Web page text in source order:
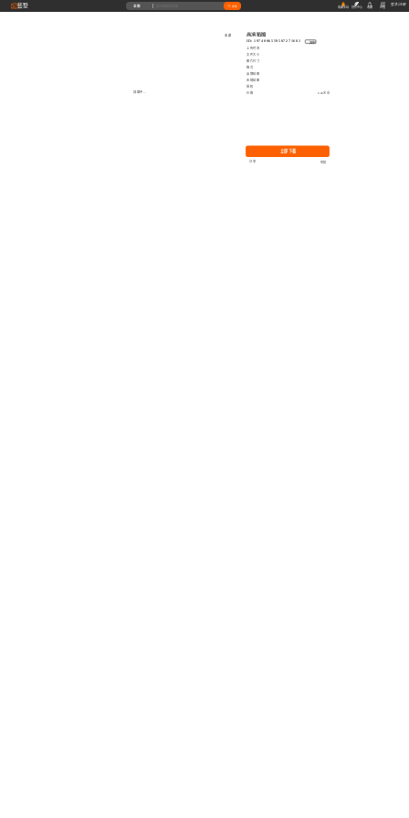
藝墅 全部 搜索 收藏本站 创作中心 收藏 充值
登录 |注册
加载中...
收藏 高清贴图
ID: 1974006559507271681 复制
上传时间
文件大小
图片尺寸
格式
品牌贴图
无缝贴图
授权
价格 0.00艺币
立即下载
分享 举报